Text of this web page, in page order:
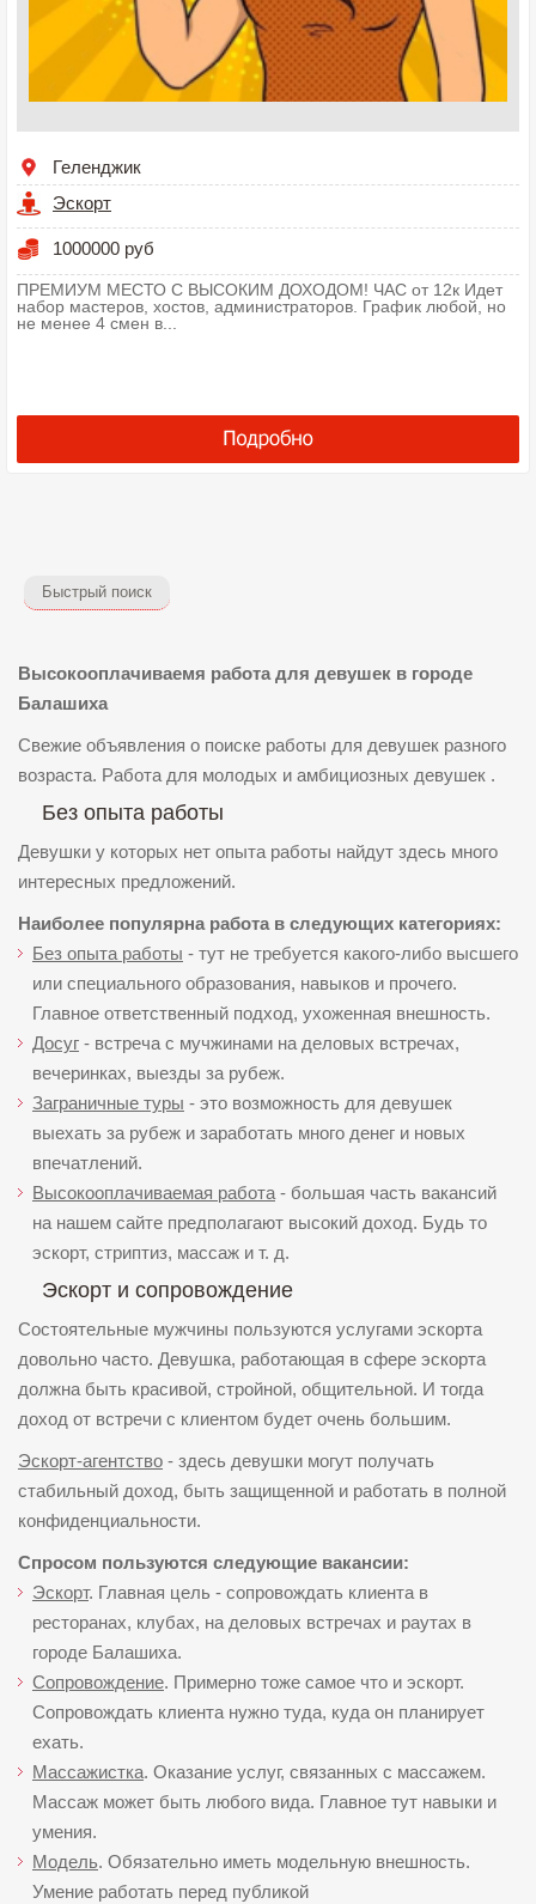
Геленджик
Эскорт
1000000 руб
ПРЕМИУМ МЕСТО С ВЫСОКИМ ДОХОДОМ! ЧАС от 12к Идет
набор мастеров, хостов, администраторов. График любой, но
не менее 4 смен в...
Быстрый поиск
Высокооплачиваемя работа для девушек в городе
Балашиха
Свежие объявления о поиске работы для девушек разного
возраста. Работа для молодых и амбициозных девушек .
Без опыта работы
Девушки у которых нет опыта работы найдут здесь много
интересных предложений.
Наиболее популярна работа в следующих категориях:
Без опыта работы - тут не требуется какого-либо высшего
или специального образования, навыков и прочего.
Главное ответственный подход, ухоженная внешность.
Досуг - встреча с мучжинами на деловых встречах,
вечеринках, выезды за рубеж.
Заграничные туры - это возможность для девушек
выехать за рубеж и заработать много денег и новых
впечатлений.
Высокооплачиваемая работа - большая часть вакансий
на нашем сайте предполагают высокий доход. Будь то
эскорт, стриптиз, массаж и т. д.
Эскорт и сопровождение
Состоятельные мужчины пользуются услугами эскорта
довольно часто. Девушка, работающая в сфере эскорта
должна быть красивой, стройной, общительной. И тогда
доход от встречи с клиентом будет очень большим.
Эскорт-агентство - здесь девушки могут получать
стабильный доход, быть защищенной и работать в полной
конфиденциальности.
Спросом пользуются следующие вакансии:
Эскорт. Главная цель - сопровождать клиента в
ресторанах, клубах, на деловых встречах и раутах в
городе Балашиха.
Сопровождение. Примерно тоже самое что и эскорт.
Сопровождать клиента нужно туда, куда он планирует
ехать.
Массажистка. Оказание услуг, связанных с массажем.
Массаж может быть любого вида. Главное тут навыки и
умения.
Модель. Обязательно иметь модельную внешность.
Умение работать перед публикой